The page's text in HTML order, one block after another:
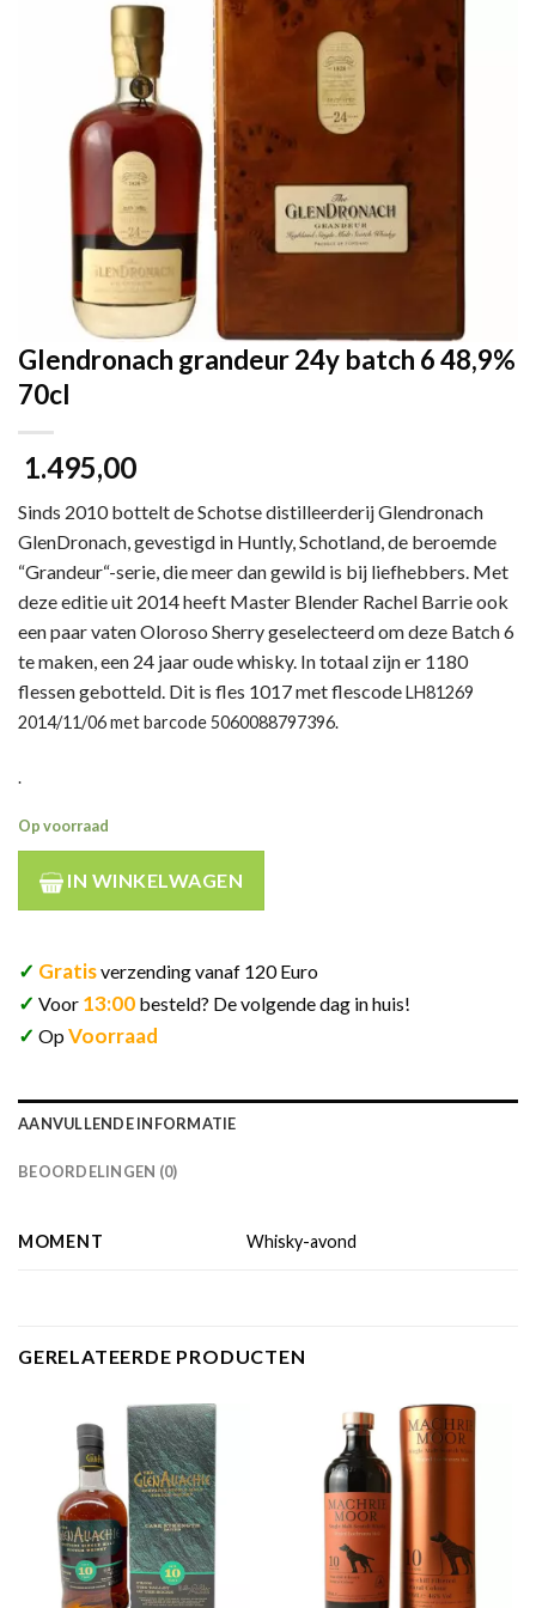
Glendronach grandeur 24y batch 6 48,9%
70cl
1.495,00
Sinds 2010 bottelt de Schotse distilleerderijGlendronach
GlenDronach, gevestigd in Huntly, Schotland, de beroemde
“Grandeur“-serie, die meer dan gewild is bij liefhebbers. Met
deze editie uit 2014heeft Master Blender Rachel Barrie ook
een paar vaten Oloroso Sherry geselecteerd om deze Batch 6
te maken, een 24 jaar oude whisky. In totaal zijn er 1180
flessen gebotteld. Dit is fles 1017 met flescode LH81269
2014/11/06 met barcode5060088797396.
.
Op voorraad
IN WINKELWAGEN
✓ Gratisverzending vanaf 120 Euro
✓ Voor 13:00 besteld? De volgende dag in huis!
✓ OpVoorraad
AANVULLENDE INFORMATIE
BEOORDELINGEN (0)
MOMENT Whisky-avond
GERELATEERDE PRODUCTEN